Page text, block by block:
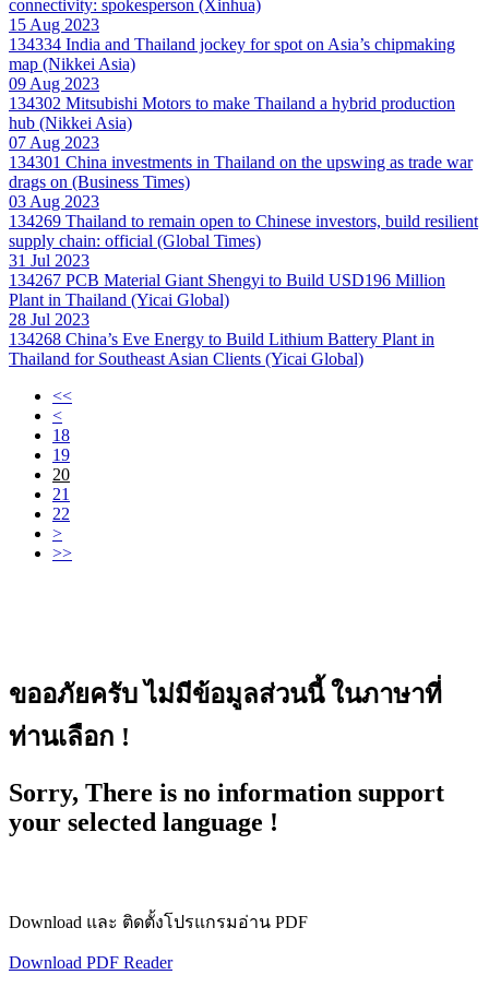
connectivity: spokesperson (Xinhua)
15 Aug 2023
134334 India and Thailand jockey for spot on Asia’s chipmaking
map (Nikkei Asia)
09 Aug 2023
134302 Mitsubishi Motors to make Thailand a hybrid production
hub (Nikkei Asia)
07 Aug 2023
134301 China investments in Thailand on the upswing as trade war
drags on (Business Times)
03 Aug 2023
134269 Thailand to remain open to Chinese investors, build resilient
supply chain: official (Global Times)
31 Jul 2023
134267 PCB Material Giant Shengyi to Build USD196 Million
Plant in Thailand (Yicai Global)
28 Jul 2023
134268 China’s Eve Energy to Build Lithium Battery Plant in
Thailand for Southeast Asian Clients (Yicai Global)
<<
<
18
19
20
21
22
>
>>
ขออภัยครับ ไม่มีข้อมูลส่วนนี้ ในภาษาที่
ท่านเลือก !
Sorry, There is no information support
your selected language !
Download และ ติดตั้งโปรแกรมอ่าน PDF
Download PDF Reader